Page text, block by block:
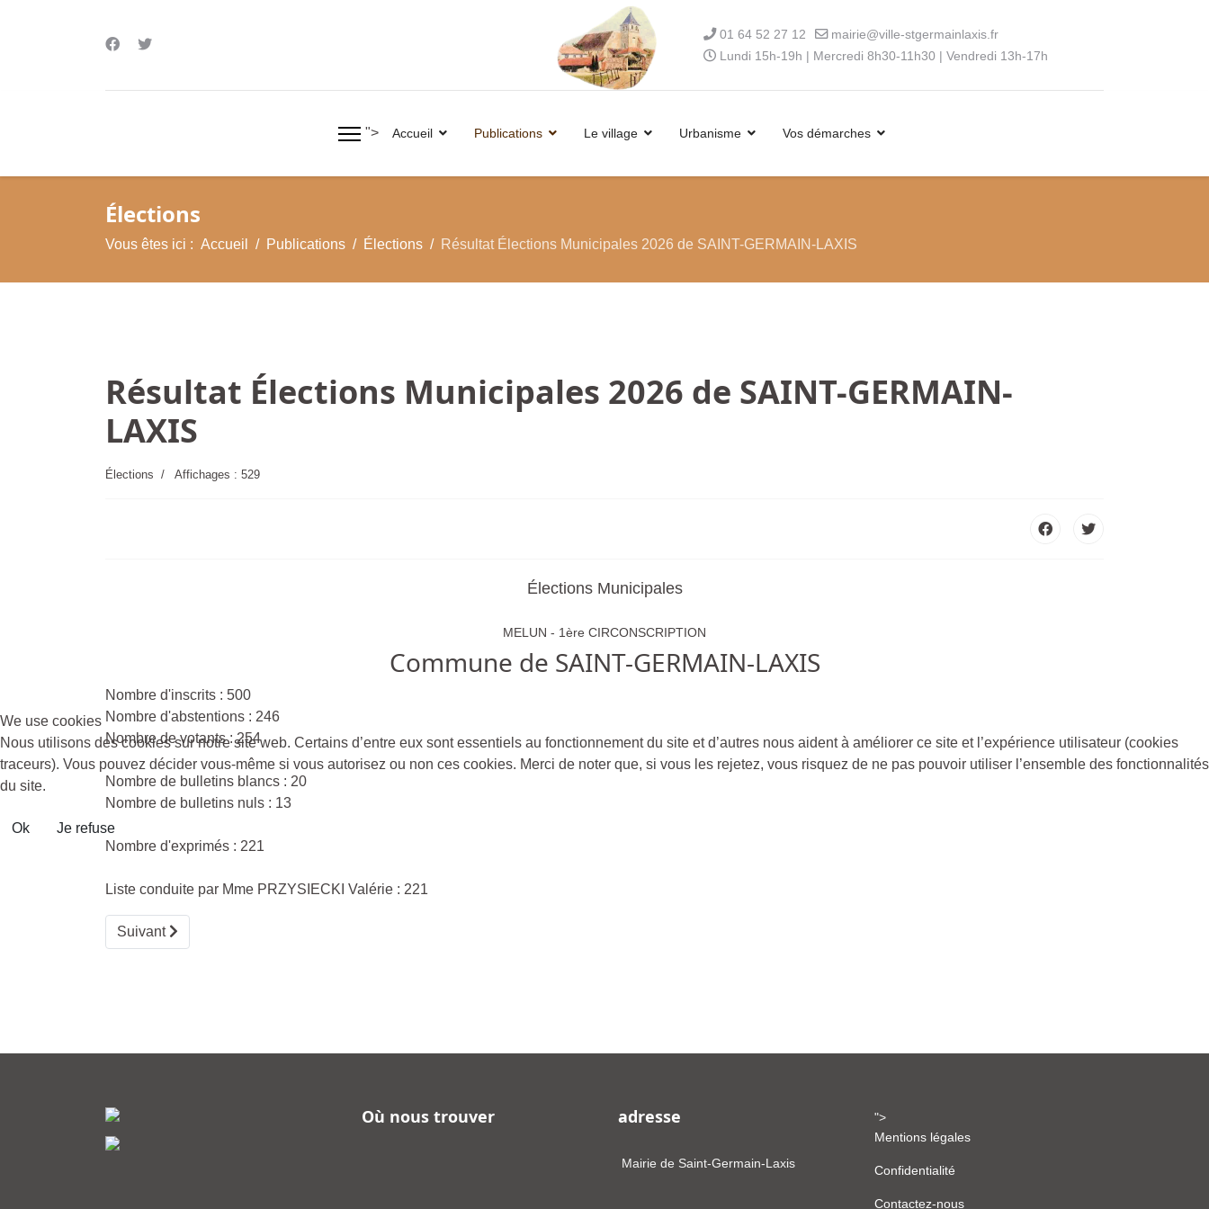
01 64 52 27 12
mairie@ville-stgermainlaxis.fr
Lundi 15h-19h | Mercredi 8h30-11h30 | Vendredi 13h-17h
"> Accueil Publications Le village Urbanisme Vos démarches
Élections
Vous êtes ici : Accueil Publications Élections Résultat Élections Municipales 2026 de SAINT-GERMAIN-LAXIS
Résultat Élections Municipales 2026 de SAINT-GERMAIN-
LAXIS
Élections Affichages : 529
Élections Municipales
MELUN - 1ère CIRCONSCRIPTION
Commune de SAINT-GERMAIN-LAXIS
Nombre d'inscrits : 500
Nombre d'abstentions : 246
Nombre de votants : 254
Nombre de bulletins blancs : 20
Nombre de bulletins nuls : 13
Nombre d'exprimés : 221
Liste conduite par Mme PRZYSIECKI Valérie : 221
Article suivant : Arrêté préfectoral n°2023-DRCL-ELEC-034 - Commission de contrôle
Suivant
Où nous trouver adresse
Mairie de Saint-Germain-Laxis
">
Mentions légales
Confidentialité
Contactez-nous
We use cookies
Nous utilisons des cookies sur notre site web. Certains d’entre eux sont essentiels au fonctionnement du site et d’autres nous aident à améliorer ce site et l’expérience utilisateur (cookies
traceurs). Vous pouvez décider vous-même si vous autorisez ou non ces cookies. Merci de noter que, si vous les rejetez, vous risquez de ne pas pouvoir utiliser l’ensemble des fonctionnalités
du site.
Ok Je refuse